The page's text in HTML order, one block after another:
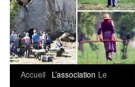
Aller
Accueil L’association Le